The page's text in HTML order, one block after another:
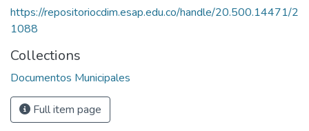
https://repositoriocdim.esap.edu.co/handle/20.500.14471/2
1088
Collections
Documentos Municipales
Full item page